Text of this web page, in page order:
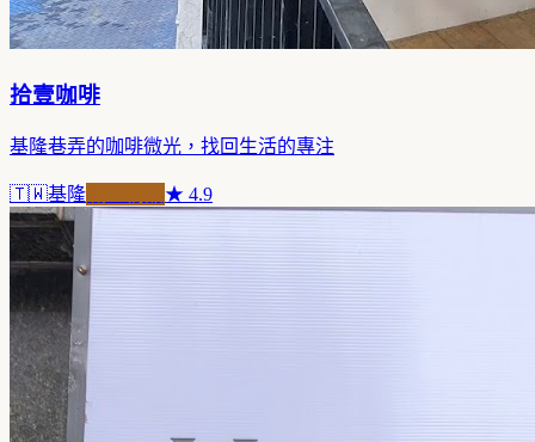
拾壹咖啡
基隆巷弄的咖啡微光，找回生活的專注
🇹🇼基隆 ★ 4.9